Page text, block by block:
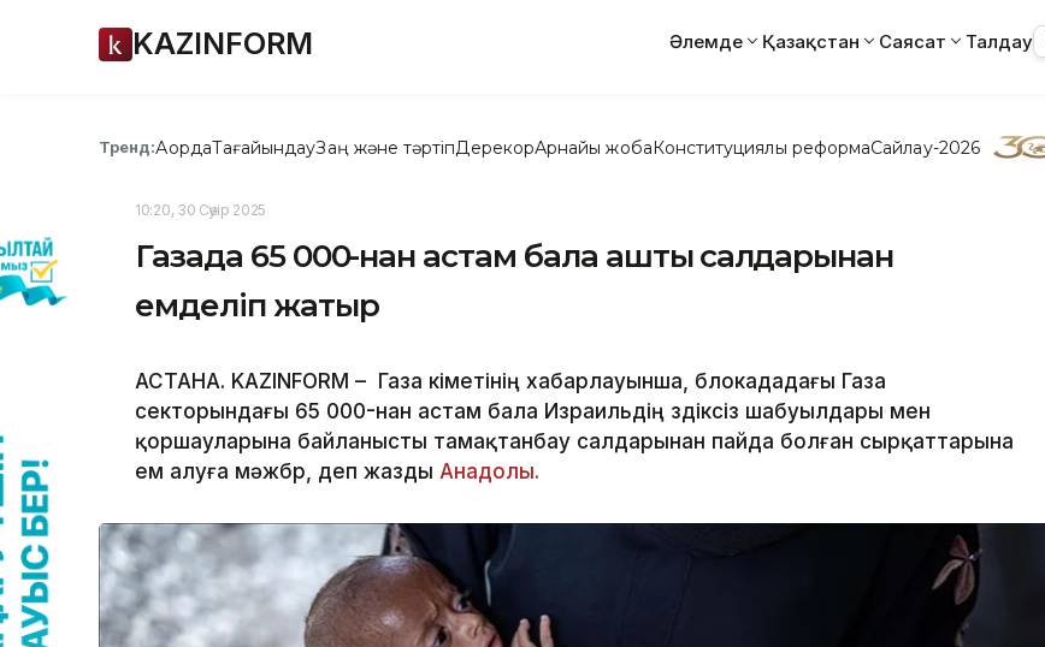
KAZINFORM Әлемде Қазақстан Саясат Талдау
Тренд:АқордаТағайындауЗаң және тәртіпДерекқорАрнайы жобаКонституциялық реформаСайлау-2026
10:20, 30 Сәуір 2025
Газада 65 000-нан астам бала аштық салдарынан
емделіп жатыр
АСТАНА. KAZINFORM – Газа үкіметінің хабарлауынша, блокададағы Газа
секторындағы 65 000-нан астам бала Израильдің үздіксіз шабуылдары мен
қоршауларына байланысты тамақтанбау салдарынан пайда болған сырқаттарына
ем алуға мәжбүр, деп жазды Анадолы.